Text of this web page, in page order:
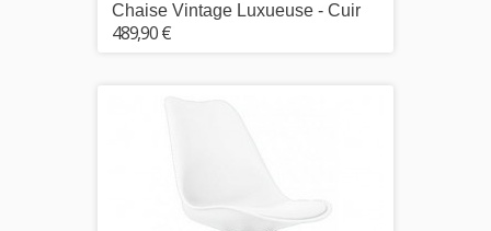
Chaise Vintage Luxueuse - Cuir
489,90 €